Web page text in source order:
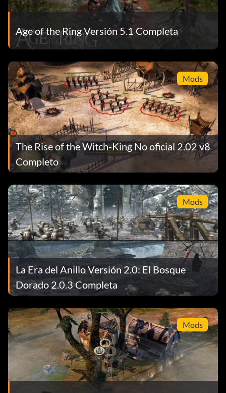
Age of the Ring Versión 5.1 Completa
Mods
The Rise of the Witch-King No oficial 2.02 v8
Completo
Mods
La Era del Anillo Versión 2.0: El Bosque
Dorado 2.0.3 Completa
Mods